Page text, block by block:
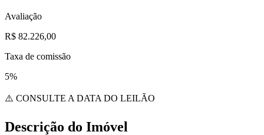
Avaliação
R$ 82.226,00
Taxa de comissão
5%
⚠️ CONSULTE A DATA DO LEILÃO
Descrição do Imóvel